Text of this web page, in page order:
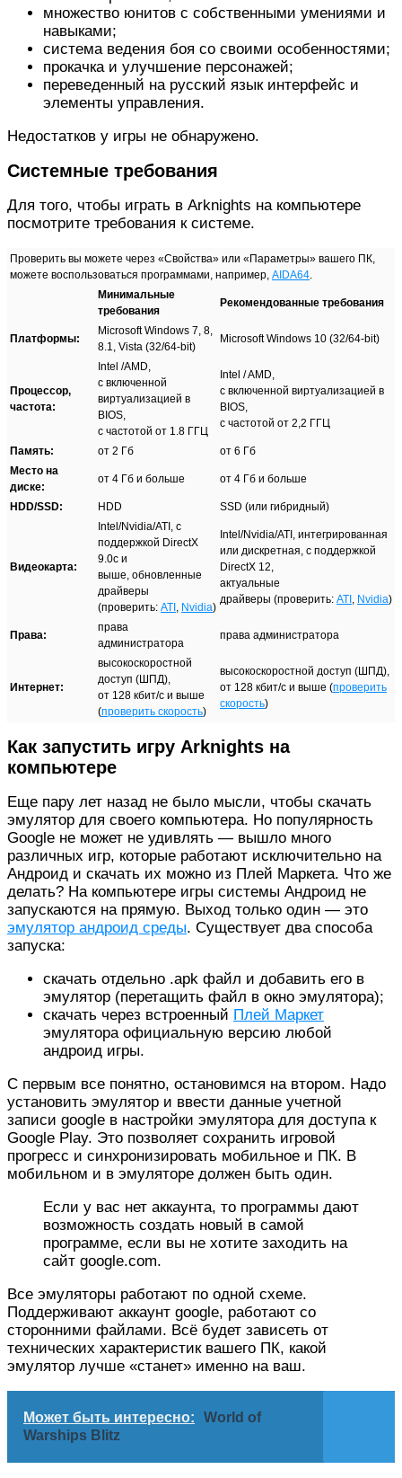
множество юнитов с собственными умениями и
навыками;
система ведения боя со своими особенностями;
прокачка и улучшение персонажей;
переведенный на русский язык интерфейс и
элементы управления.
Недостатков у игры не обнаружено.
Системные требования
Для того, чтобы играть в Arknights на компьютере
посмотрите требования к системе.
Проверить вы можете через «Свойства» или «Параметры» вашего ПК,
можете воспользоваться программами, например, AIDA64.
Минимальные
требования
Рекомендованные требования
Платформы:
Microsoft Windows 7, 8,
8.1, Vista (32/64-bit)
Microsoft Windows 10 (32/64-bit)
Процессор,
частота:
Intel /AMD,
с включенной
виртуализацией в
BIOS,
с частотой от 1.8 ГГЦ
Intel / AMD,
с включенной виртуализацией в
BIOS,
с частотой от 2,2 ГГЦ
Память: от 2 Гб
от 6 Гб
Место на
диске:
от 4 Гб и больше от 4 Гб и больше
HDD/SSD: HDD SSD (или гибридный)
Видеокарта:
Intel/Nvidia/ATI, с
поддержкой DirectX
9.0c и
выше, обновленные
драйверы
(проверить: ATI, Nvidia)
Intel/Nvidia/ATI, интегрированная
или дискретная, с поддержкой
DirectX 12,
актуальные
драйверы (проверить: ATI, Nvidia)
Права:
права
администратора
права администратора
Интернет:
высокоскоростной
доступ (ШПД),
от 128 кбит/с и выше
(проверить скорость)
высокоскоростной доступ (ШПД),
от 128 кбит/с и выше (проверить
скорость)
Как запустить игру Arknights на
компьютере
Еще пару лет назад не было мысли, чтобы скачать
эмулятор для своего компьютера. Но популярность
Google не может не удивлять — вышло много
различных игр, которые работают исключительно на
Андроид и скачать их можно из Плей Маркета. Что же
делать? На компьютере игры системы Андроид не
запускаются на прямую. Выход только один — это
эмулятор андроид среды. Существует два способа
запуска:
скачать отдельно .apk файл и добавить его в
эмулятор (перетащить файл в окно эмулятора);
скачать через встроенный Плей Маркет
эмулятора официальную версию любой
андроид игры.
С первым все понятно, остановимся на втором. Надо
установить эмулятор и ввести данные учетной
записи google в настройки эмулятора для доступа к
Google Play. Это позволяет сохранить игровой
прогресс и синхронизировать мобильное и ПК. В
мобильном и в эмуляторе должен быть один.
Если у вас нет аккаунта, то программы дают
возможность создать новый в самой
программе, если вы не хотите заходить на
сайт google.com.
Все эмуляторы работают по одной схеме.
Поддерживают аккаунт google, работают со
сторонними файлами. Всё будет зависеть от
технических характеристик вашего ПК, какой
эмулятор лучше «станет» именно на ваш.
Может быть интересно:
World of
Warships Blitz